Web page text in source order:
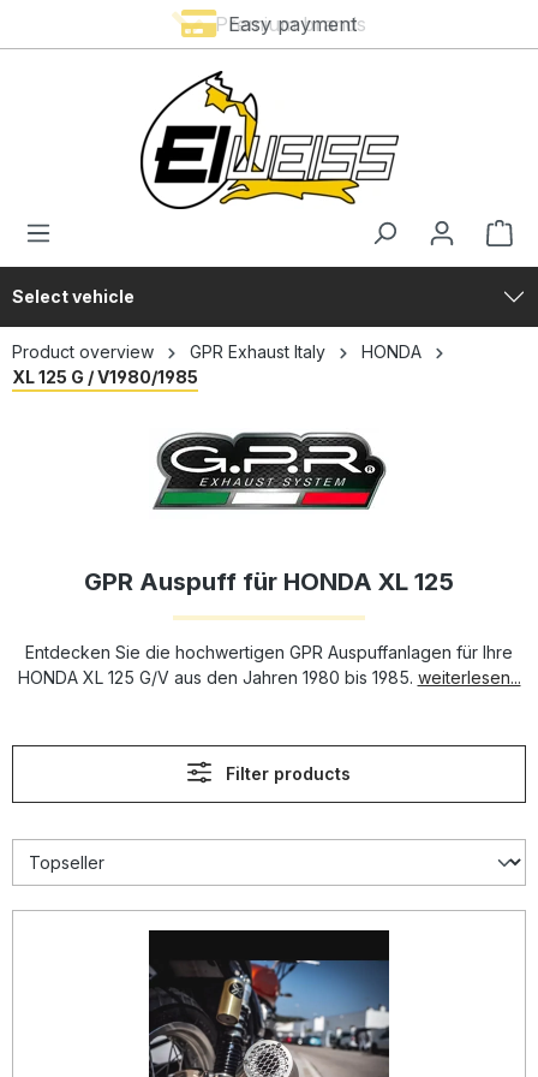
Premium brands
Easy payment
Select vehicle
Product overview GPR Exhaust Italy
HONDA
XL 125 G / V1980/1985
GPR Auspuff für HONDA XL 125
Entdecken Sie die hochwertigen GPR Auspuffanlagen für Ihre
HONDA XL 125 G/V aus den Jahren 1980 bis 1985. weiterlesen...
Filter products